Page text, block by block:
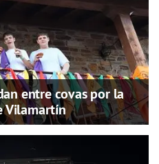
entre covas por la
Vilamartín